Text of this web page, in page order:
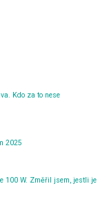
Kdo za to nese
2025
100 W. Změřil jsem, jestli je